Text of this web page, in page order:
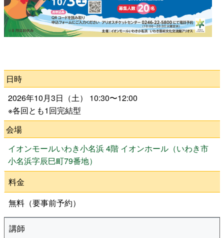
施設を使いたい
ニュースリリース
スケジュール
アクセシビリティ
ネーミングライツ・パートナー
日時
2026年10月3日（土） 10:30〜12:00
※各回とも1回完結型
会場
イオンモールいわき小名浜 4階 イオンホール（いわき市
小名浜字辰巳町79番地）
料金
無料（要事前予約）
講師